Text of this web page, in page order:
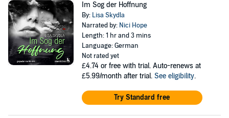
Im Sog der Hoffnung
By: Lisa Skydla
Narrated by: Nici Hope
Length: 1 hr and 3 mins
Language: German
Not rated yet
£4.74 or free with trial. Auto-renews at
£5.99/month after trial. See eligibility.
Try Standard free